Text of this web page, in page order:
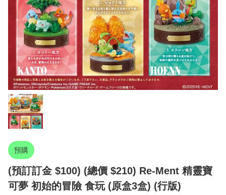
預購
(預訂訂金 $100) (總價 $210) Re-Ment 精靈寶
可夢 初始的冒險 食玩 (原盒3盒) (行版)